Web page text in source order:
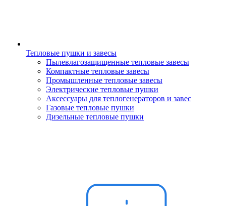
Тепловые пушки и завесы
Пылевлагозащищенные тепловые завесы
Компактные тепловые завесы
Промышленные тепловые завесы
Электрические тепловые пушки
Аксессуары для теплогенераторов и завес
Газовые тепловые пушки
Дизельные тепловые пушки